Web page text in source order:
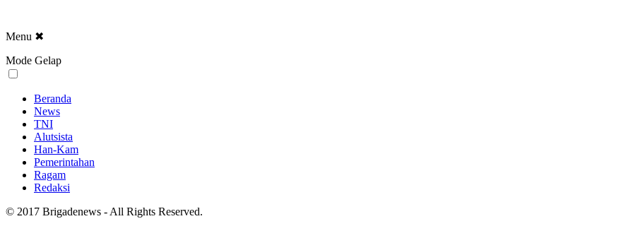
Menu ✖
Mode Gelap
Beranda
News
TNI
Alutsista
Han-Kam
Pemerintahan
Ragam
Redaksi
© 2017 Brigadenews - All Rights Reserved.